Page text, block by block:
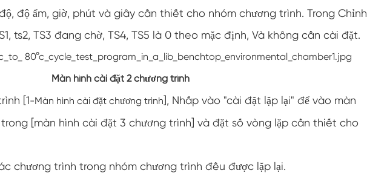
Buồng thử nghiệm khí hậu và phun muối kết
hợp
Thiết bị kiểm soát điều kiện môi trường nhiệt
khí thấp
Buồng mô phỏng môi trường nhiệt độ
Buồng thử nghiệm môi trường đa năng
độ ẩm, giờ, phút và giây cần thiết cho nhóm chương trình. Trong Chỉnh
ts2, TS3 đang chờ, TS4, TS5 là 0 theo mặc định, Và không cần cài đặt.
Màn hình cài đặt 2 chương trình
[1-Màn hình cài đặt chương trình], Nhấp vào "cài đặt lặp lại" để vào màn
[màn hình cài đặt 3 chương trình] và đặt số vòng lặp cần thiết cho
chương trình trong nhóm chương trình đều được lặp lại.